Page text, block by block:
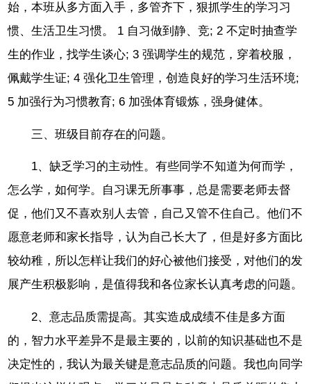
始，本班从多方面入手，多管齐下，狠抓学生的学习习
惯、生活卫生习惯。 1 自习做到静、竞; 2 不定时抽查学
生的作业，找学生谈心; 3 强调学生的规范，穿着校服，
佩戴学生证; 4 强化卫生管理，创造良好的学习生活环境;
5 加强行为习惯教育; 6 加强体育锻炼，强身健体。
三、班级目前存在的问题。
1、缺乏学习的主动性。有些同学不知道为何而学，
怎么学，如何学。自习课无所事事，总是需要老师去督
促，他们又不喜欢别人去管，自己又管不住自己。他们不
愿意老师和家长指导，认为自己长大了，但是好多方面比
较幼稚，所以怎样让我们的好心被他们接受，对他们的发
展产生积极影响，是值得我和各位家长认真考虑的问题。
2、意志品质需提高。其实造成成绩不佳是多方面
的，智力水平差异不是最主要的，以前的知识基础也不是
决定性的，我认为最关键是意志品质的问题。我也向同学